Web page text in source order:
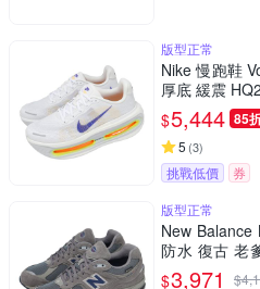
版型正常
Nike 慢跑鞋
厚底 緩震
$5,444 85
5 (3)
挑戰低價
券
版型正常
New
防水 復古 老
D
$3,971 $